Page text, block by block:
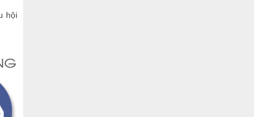
hội